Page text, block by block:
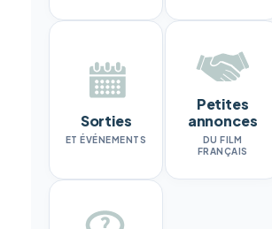
Sorties
ET ÉVÉNEMENTS
Petites
annonces
DU FILM
FRANÇAIS